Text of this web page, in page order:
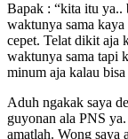
Bapak : “kita itu ya..
waktunya sama
cepet. Telat dikit aja
waktunya sama tapi
minum aja kalau
Aduh ngakak saya
guyonan ala PNS
amatlah. Wong saya